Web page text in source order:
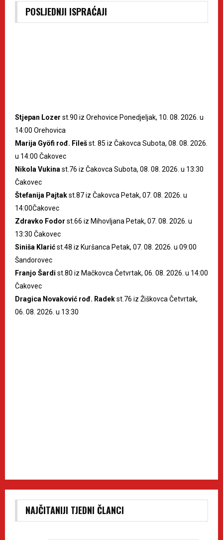
POSLJEDNJI ISPRAĆAJI
Stjepan Lozer st.90 iz Orehovice Ponedjeljak, 10. 08. 2026. u
14:00 Orehovica
Marija Gyöfi rođ. Filešst. 85 iz Čakovca Subota, 08. 08. 2026.
u 14:00 Čakovec
Nikola Vukina st.76 iz Čakovca Subota, 08. 08. 2026. u 13:30
Čakovec
Štefanija Pajtakst.87 iz Čakovca Petak, 07. 08. 2026. u
14:00Čakovec
Zdravko Fodor st.66 iz Mihovljana Petak, 07. 08. 2026. u
13:30 Čakovec
Siniša Klarićst.48 iz Kuršanca Petak, 07. 08. 2026. u 09:00
Šandorovec
Franjo Šardi st.80 iz Mačkovca Četvrtak, 06. 08. 2026. u 14:00
Čakovec
Dragica Novaković rođ. Radekst.76 iz Žiškovca Četvrtak,
06. 08. 2026. u 13:30
NAJČITANIJI TJEDNI ČLANCI